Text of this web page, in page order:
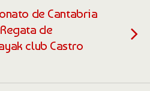
de Cantabria
de
club Castro